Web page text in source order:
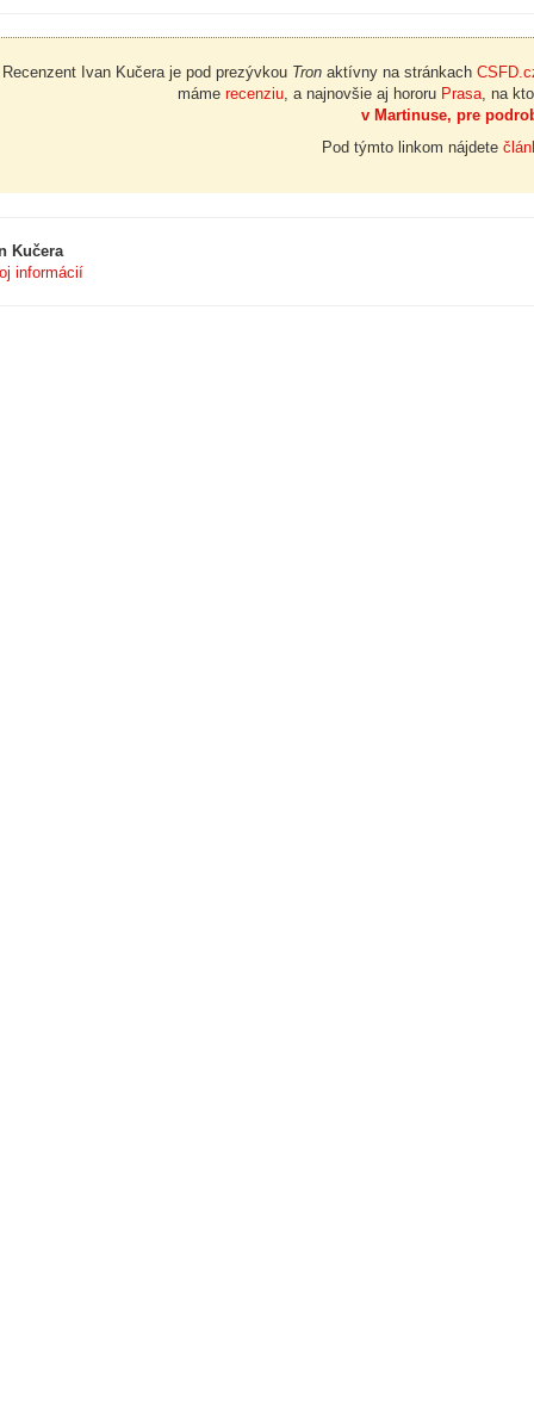
Recenzent Ivan Kučera je pod prezývkou Tron aktívny na stránkach
máme recenziu, a najnovšie aj hororu Prasa, na
v Martinuse, pre
Pod týmto linkom nájdete
Kučera
informácií